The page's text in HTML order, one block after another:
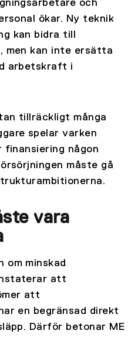
och
ökar. Ny teknik
kan bidra till
kan inte ersätta
arbetskraft i
tillräckligt många
spelar varken
finansiering någon
måste gå
vara
om minskad
att
att
en begränsad direkt
Därför betonar ME